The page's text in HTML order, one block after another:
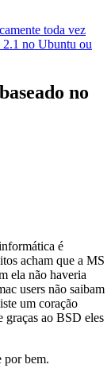
toda vez
no Ubuntu ou
no
é
acham que a MS
ela não haveria
users não saibam
um coração
graças ao BSD eles
por bem.